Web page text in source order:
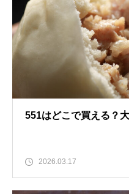
551はどこで買える？
2026.03.17